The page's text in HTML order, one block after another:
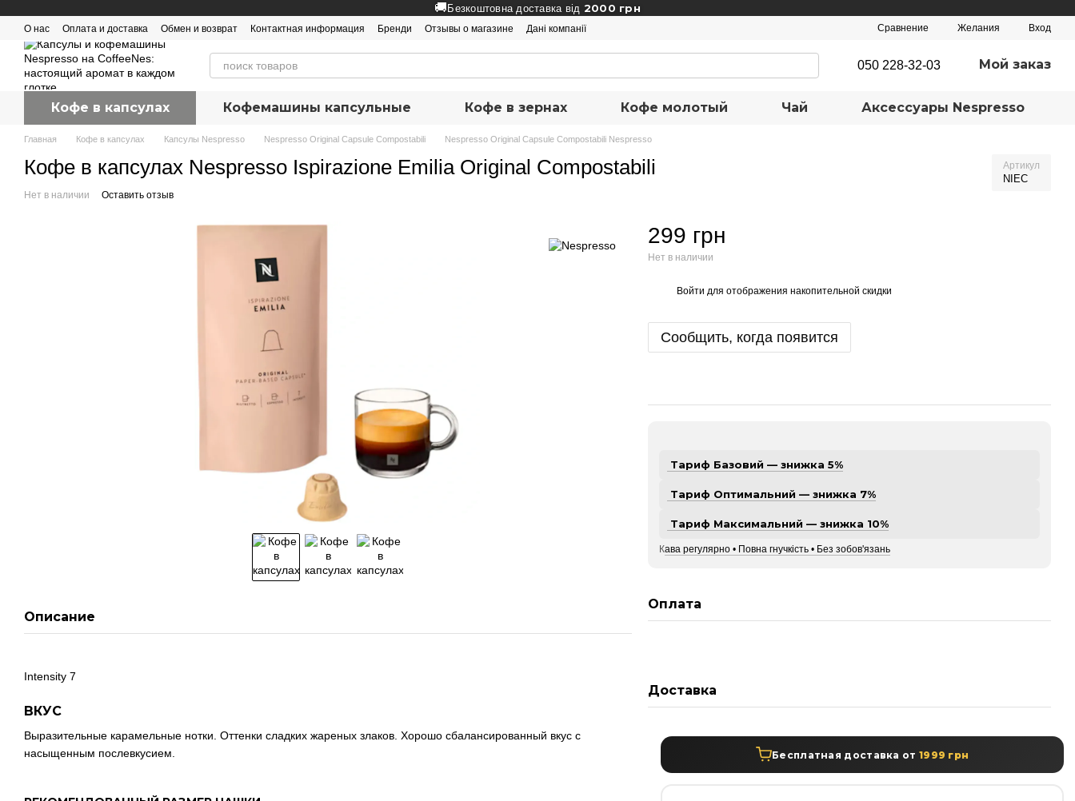
🚚Безкоштовна доставка від 2000 грн
О нас Оплата и доставка Обмен и возврат Контактная информация Бренди Отзывы о магазине Дані компанії Сравнение Желания Вход
050 228-32-03 Мой заказ
Кофе в капсулах Кофемашины капсульные Кофе в зернах Кофе молотый Чай Аксеcсуары Nespresso
Главная Кофе в капсулах Капсулы Nespresso Nespresso Original Capsule Compostabili Nespresso Original Capsule Compostabili Nespresso
Кофе в капсулах Nespresso Ispirazione Emilia Original Compostabili Артикул
NIЕC
Нет в наличии Оставить отзыв
Описание
Intensity 7
ВКУС
Выразительные карамельные нотки. Оттенки сладких жареных злаков. Хорошо сбалансированный вкус с
насыщенным послевкусием.
299 грн
Нет в наличии
Войти для отображения накопительной скидки
Сообщить, когда появится
Тариф Базовий — знижка 5%
Тариф Оптимальний — знижка 7%
Тариф Максимальний — знижка 10%
Кава регулярно • Повна гнучкість • Без зобов'язань
Оплата
Доставка
Бесплатная доставка от 1999 грн